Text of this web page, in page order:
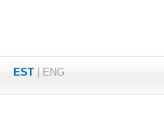
EST ENG